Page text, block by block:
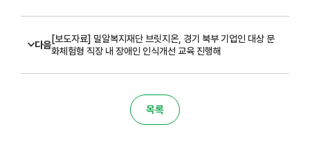
다음
[보도자료] 밀알복지재단 브릿지온, 경기 북부 기업인 대상 문
화체험형 직장 내 장애인 인식개선 교육 진행해
목록